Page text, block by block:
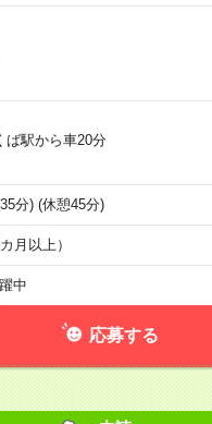
ば駅から車20分
分) (休憩45分)
月以上）
中
応募する